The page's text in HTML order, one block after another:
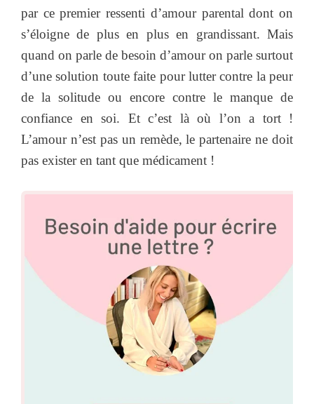
par ce premier ressenti d’amour parental dont on
s’éloigne de plus en plus en grandissant. Mais
quand on parle de besoin d’amour on parle surtout
d’une solution toute faite pour lutter contre la peur
de la solitude ou encore contre le manque de
confiance en soi. Et c’est là où l’on a tort !
L’amour n’est pas un remède, le partenaire ne doit
pas exister en tant que médicament !